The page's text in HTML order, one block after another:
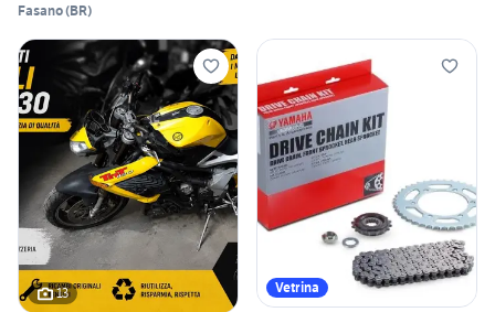
Fasano(BR)
13 Vetrina